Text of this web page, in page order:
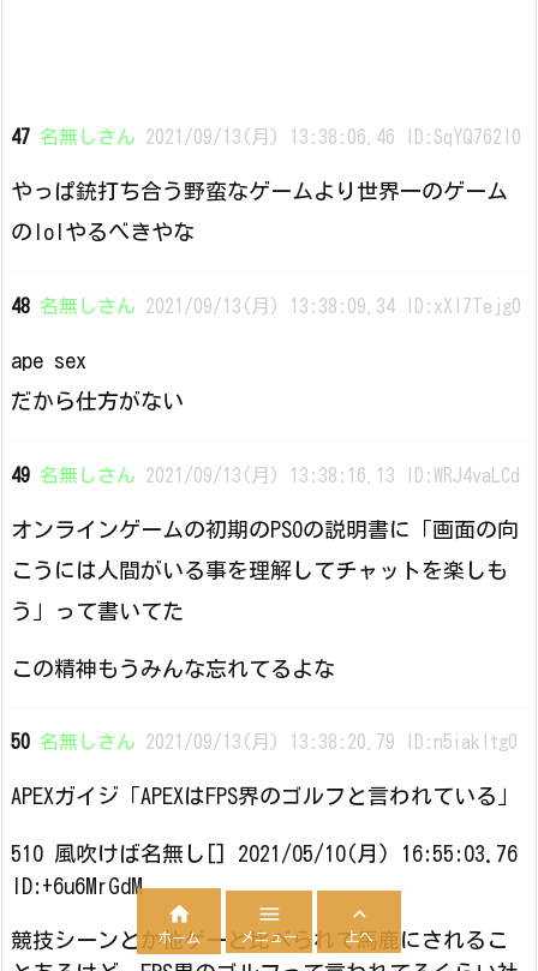
47 名無しさん 2021/09/13(月) 13:38:06.46 ID:SqYQ762l0
やっぱ銃打ち合う野蛮なゲームより世界一のゲーム
のlolやるべきやな
48 名無しさん 2021/09/13(月) 13:38:09.34 ID:xXI7Tejg0
ape sex
だから仕方がない
49 名無しさん 2021/09/13(月) 13:38:16.13 ID:WRJ4vaLCd
オンラインゲームの初期のPSOの説明書に「画面の向
こうには人間がいる事を理解してチャットを楽しも
う」って書いてた
この精神もうみんな忘れてるよな
50 名無しさん 2021/09/13(月) 13:38:20.79 ID:n5iakItg0
APEXガイジ「APEXはFPS界のゴルフと言われている」
510 風吹けば名無し[] 2021/05/10(月) 16:55:03.76
ID:+6u6MrGdM
競技シーンとか他ゲーと比べられて馬鹿にされるこ

ホーム

メニュー

上へ